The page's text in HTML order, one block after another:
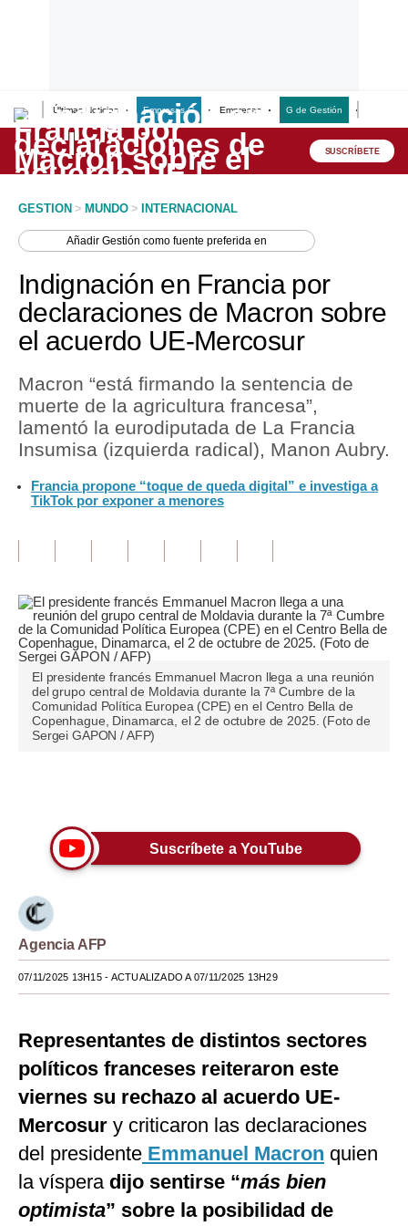
Últimas Noticias Empresas G Empresas G de Gestión
Lo último
Peru Quiosco
Economía
Mercados
Política
Tu Dinero
Finanzas Personales
Editorial
Pregunta de hoy
Blogs
Tendencias
Moda
Mundo
EEUU
Internacional
Tecnología
Club del Suscriptor
Mix
G de Gestión
SUSCRÍBETE
GESTION > MUNDO > INTERNACIONAL
AñadirGestión como fuente preferida en
Indignación en Francia por
declaraciones de Macron sobre
el acuerdo UE-Mercosur
Macron “está firmando la sentencia de
muerte de la agricultura francesa”,
lamentó la eurodiputada de La Francia
Insumisa (izquierda radical), Manon Aubry.
Francia propone “toque de queda digital” e investiga a
TikTok por exponer a menores
El presidente francés Emmanuel Macron llega a una reunión
del grupo central de Moldavia durante la 7ª Cumbre de la
Comunidad Política Europea (CPE) en el Centro Bella de
Copenhague, Dinamarca, el 2 de octubre de 2025. (Foto de
Sergei GAPON / AFP)
Suscríbete a YouTube
Agencia AFP
07/11/2025 13H15- ACTUALIZADO A 07/11/2025 13H29
Representantes de distintos sectores
políticos franceses reiteraron este
viernes su rechazo al acuerdo UE-
Mercosur y criticaron las declaraciones
del presidente Emmanuel Macron quien
la víspera dijo sentirse “más bien
optimista” sobre la posibilidad de